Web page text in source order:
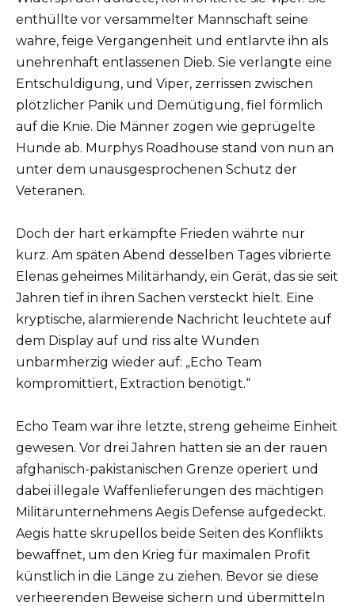
enthüllte vor versammelter Mannschaft seine
wahre, feige Vergangenheit und entlarvte ihn als
unehrenhaft entlassenen Dieb. Sie verlangte eine
Entschuldigung, und Viper, zerrissen zwischen
plötzlicher Panik und Demütigung, fiel förmlich
auf die Knie. Die Männer zogen wie geprügelte
Hunde ab. Murphys Roadhouse stand von nun an
unter dem unausgesprochenen Schutz der
Veteranen.
Doch der hart erkämpfte Frieden währte nur
kurz. Am späten Abend desselben Tages vibrierte
Elenas geheimes Militärhandy, ein Gerät, das sie seit
Jahren tief in ihren Sachen versteckt hielt. Eine
kryptische, alarmierende Nachricht leuchtete auf
dem Display auf und riss alte Wunden
unbarmherzig wieder auf: „Echo Team
kompromittiert, Extraction benötigt.“
Echo Team war ihre letzte, streng geheime Einheit
gewesen. Vor drei Jahren hatten sie an der rauen
afghanisch-pakistanischen Grenze operiert und
dabei illegale Waffenlieferungen des mächtigen
Militärunternehmens Aegis Defense aufgedeckt.
Aegis hatte skrupellos beide Seiten des Konflikts
bewaffnet, um den Krieg für maximalen Profit
künstlich in die Länge zu ziehen. Bevor sie diese
verheerenden Beweise sichern und übermitteln